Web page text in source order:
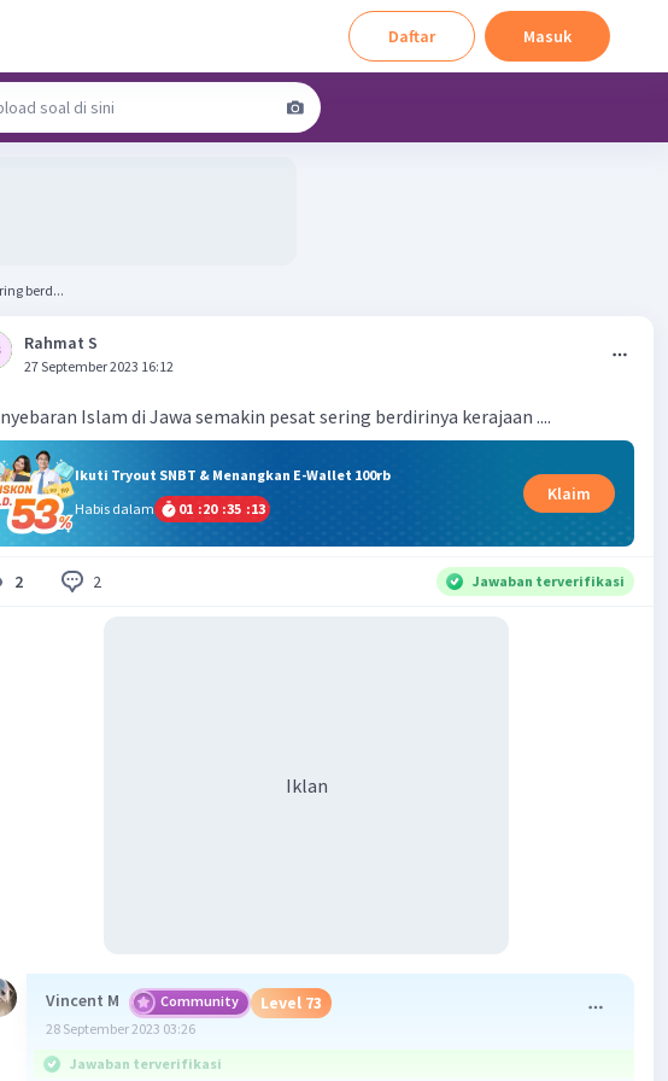
Daftar Masuk
berd...
Rahmat S
27 September 2023 16:12
Islam di Jawa semakin pesat sering berdirinya kerajaan ....
Ikuti Tryout SNBT & Menangkan E-Wallet 100rb
Habis dalam
01 :20 :35 :12
Klaim
2 2 Jawaban terverifikasi
Iklan
Vincent M Community Level 73
28 September 2023 03:26
Jawaban terverifikasi